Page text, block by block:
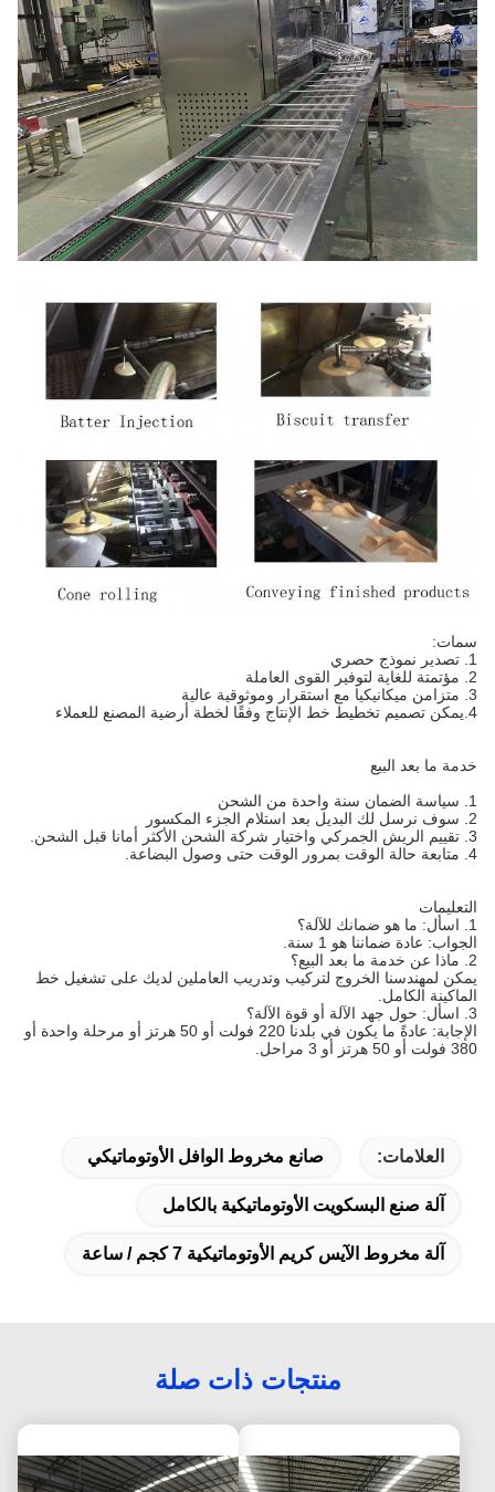
سمات:
4.يمكن تصميم تخطيط خط الإنتاج وفقًا لخطة أرضية المصنع للعملاء
خدمة ما بعد البيع
4. متابعة حالة الوقت بمرور الوقت حتى وصول البضاعة.
التعليمات
الجواب: عادة ضماننا هو 1 سنة.
يمكن لمهندسنا الخروج لتركيب وتدريب العاملين لديك على تشغيل خط
الماكينة الكامل.
الإجابة: عادةً ما يكون في بلدنا 220 فولت أو 50 هرتز أو مرحلة واحدة أو
380 فولت أو 50 هرتز أو 3 مراحل.
العلامات: صانع مخروط الوافل الأوتوماتيكي
آلة صنع البسكويت الأوتوماتيكية بالكامل
آلة مخروط الآيس كريم الأوتوماتيكية 7 كجم / ساعة
منتجات ذات صلة